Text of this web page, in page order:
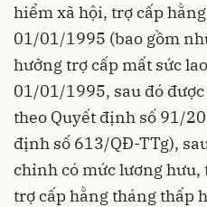
hiểm xã hội, trợ cấp
01/01/1995 (bao gồm
hưởng trợ cấp mất sức
01/01/1995, sau đó
theo Quyết định số 91/
định số 613/QĐ-TTg),
chỉnh có mức lương hưu,
trợ cấp hằng tháng thấp